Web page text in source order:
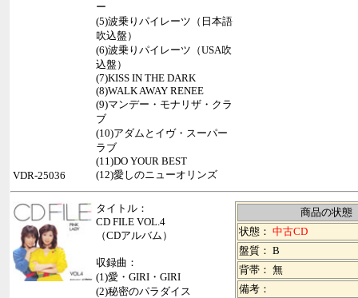
ー
(5)波乗りパイレーツ（日本語
吹込盤）
(6)波乗りパイレーツ（USA吹
込盤）
(7)KISS IN THE DARK
(8)WALK AWAY RENEE
(9)マンデー・モナリザ・クラ
ブ
(10)アダムとイヴ・スーパー
ラブ
(11)DO YOUR BEST
(12)愛しのニューオリンズ
VDR-25036
タイトル：
CD FILE VOL.4
（CDアルバム）
収録曲：
(1)愛・GIRI・GIRI
(2)秘密のパラダイス
商品の状態
状態： 中古CD
盤質： B
背帯： 無
備考：